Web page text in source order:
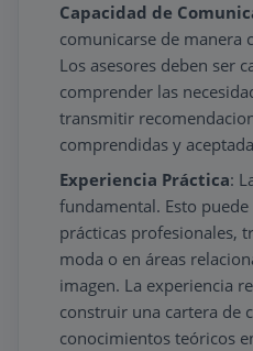
Capacidad de
comunicarse de manera
Los asesores deben ser
comprender las
transmitir
comprendidas y
Experiencia Práctica:
fundamental. Esto
prácticas profesionales,
moda o en áreas
imagen. La experiencia
construir una cartera de
conocimientos teóricos